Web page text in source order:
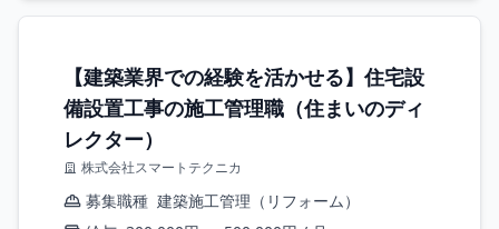
【建築業界での経験を活かせる】住宅設
備設置工事の施工管理職（住まいのディ
レクター）
株式会社スマートテクニカ
募集職種 建築施工管理（リフォーム）